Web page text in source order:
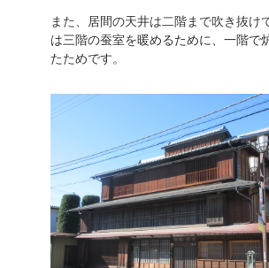
また、居間の天井は二階まで吹き抜け
は三階の蚕室を暖めるために、一階で
たためです。